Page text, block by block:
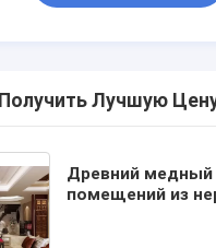
Получить Лучшую
Древний медный
помещений из